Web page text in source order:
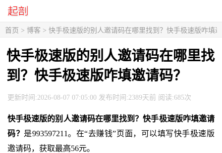
首页 > 博客 > 快手极速版的别人邀请码在哪里找到？快手极速版咋填
快手极速版的别人邀请码在哪里找
到？快手极速版咋填邀请码？
更新时间:2026-08-07 07:05:00 发布时间:2389天前 阅读:685次
快手极速版的别人邀请码在哪里找到？快手极速版咋填邀请
码？ 是993597211。在“去赚钱”页面，可以填写快手极速版
邀请码，获取最高56元。